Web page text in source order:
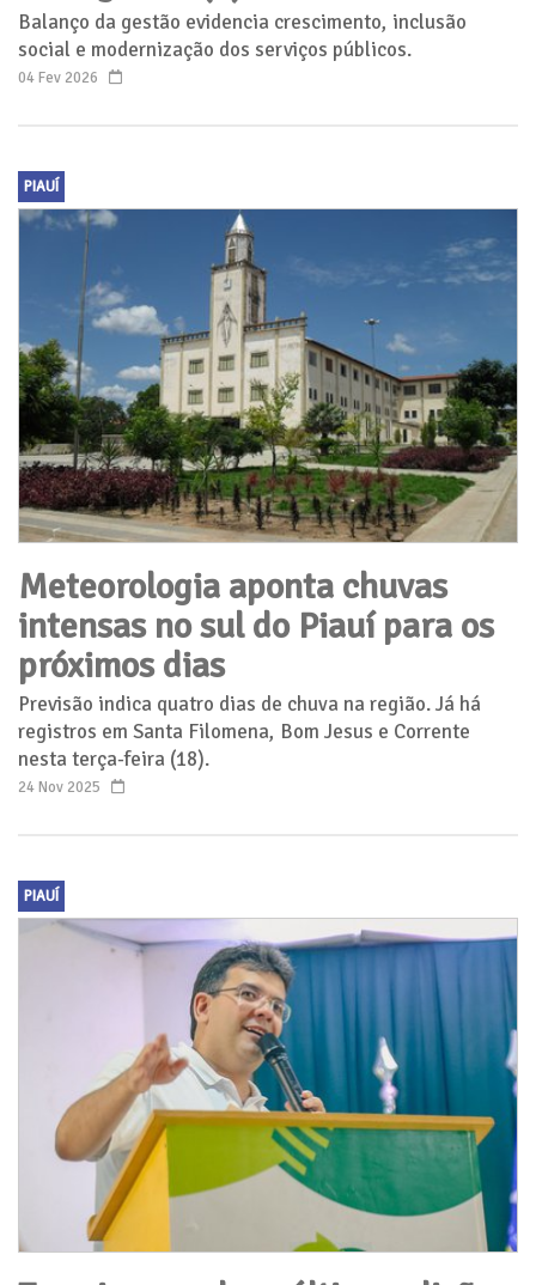
Balanço da gestão evidencia crescimento, inclusão
social e modernização dos serviços públicos.
04 Fev 2026
PIAUÍ
Meteorologia aponta chuvas
intensas no sul do Piauí para os
próximos dias
Previsão indica quatro dias de chuva na região. Já há
registros em Santa Filomena, Bom Jesus e Corrente
nesta terça-feira (18).
24 Nov 2025
PIAUÍ